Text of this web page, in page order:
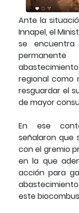
Ante la
Innapel, el
se encuentra
regional como
resguardar el
de mayor
En ese
señalaron que
con el gremio
en la que
acción para
este